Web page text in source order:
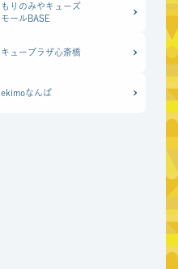
もりのみやキューズ
モールBASE
キュープラザ心斎橋
ekimoなんば